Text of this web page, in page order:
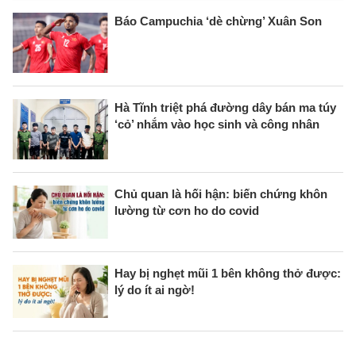
Báo Campuchia ‘dè chừng’ Xuân Son
Hà Tĩnh triệt phá đường dây bán ma túy
‘cỏ’ nhắm vào học sinh và công nhân
Chủ quan là hối hận: biến chứng khôn
lường từ cơn ho do covid
Hay bị nghẹt mũi 1 bên không thở được:
lý do ít ai ngờ!